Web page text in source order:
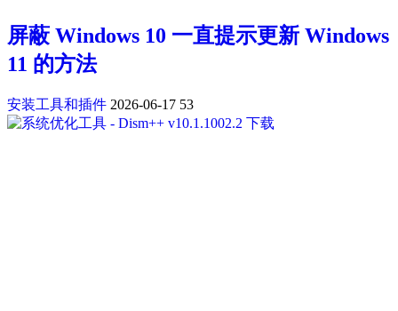
屏蔽 Windows 10 一直提示更新 Windows
11 的方法
安装工具和插件 2026-06-17 53